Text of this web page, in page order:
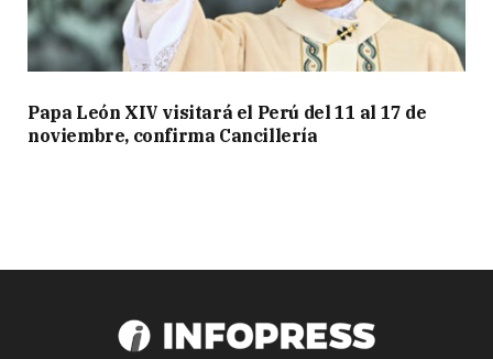
Papa León XIV visitará el Perú del 11 al 17 de
noviembre, confirma Cancillería